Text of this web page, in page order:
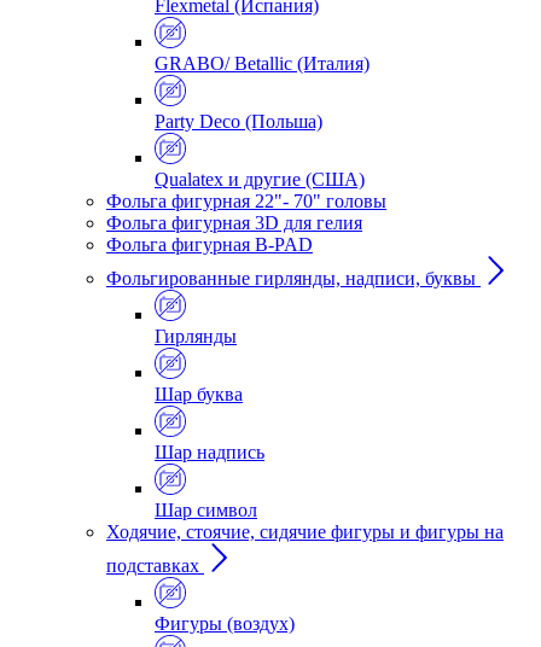
Flexmetal (Испания)
GRABO/ Betallic (Италия)
Party Deco (Польша)
Qualatex и другие (США)
Фольга фигурная 22"- 70" головы
Фольга фигурная 3D для гелия
Фольга фигурная B-PAD
Фольгированные гирлянды, надписи, буквы
Гирлянды
Шар буква
Шар надпись
Шар символ
Ходячие, стоячие, сидячие фигуры и фигуры на
подставках
Фигуры (воздух)